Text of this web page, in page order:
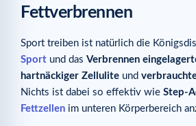
Fettverbrennen
Sport treiben ist natürlich die
Sport und das Verbrennen
hartnäckiger Zellulite und
Nichts ist dabei so effektiv wie Step-
Fettzellen im unteren Körperbereich